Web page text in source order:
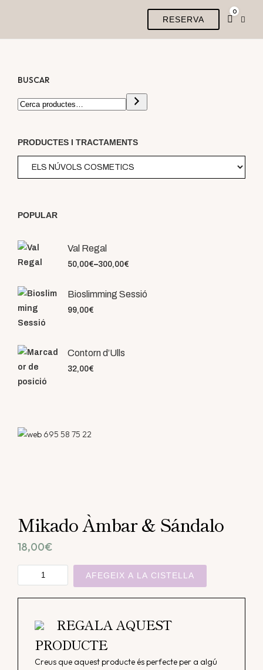
RESERVA
0
BUSCAR
PRODUCTES I TRACTAMENTS
POPULAR
Val Regal
50,00€–300,00€
Bioslimming Sessió
99,00€
Contorn d’Ulls
32,00€
695 58 75 22
Mikado Àmbar & Sándalo
18,00€
quantitat
de
Mikado
Sándalo
AFEGEIX A LA CISTELLA
REGALA AQUEST
PRODUCTE
Creus que aquest producte és perfecte per a algú